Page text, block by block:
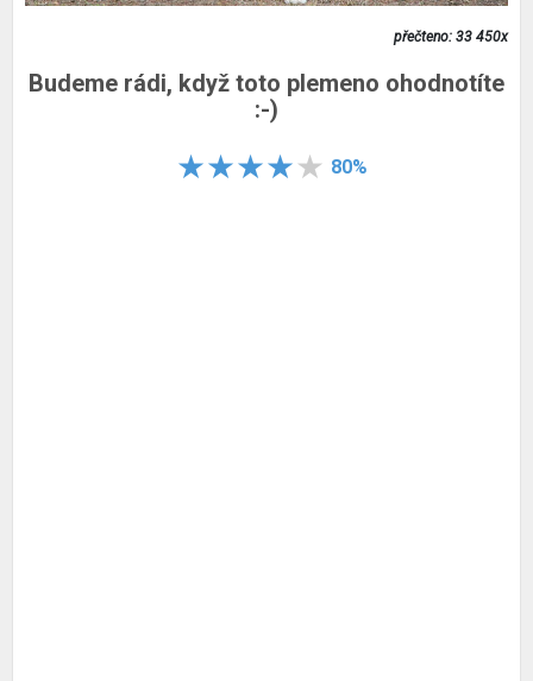
přečteno: 33 450x
Budeme rádi, když toto plemeno ohodnotíte
:-)
80%